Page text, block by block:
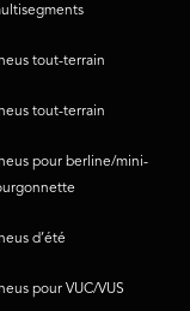
tout-terrain
tout-terrain
pour berline/mini-
d’été
pour VUC/VUS